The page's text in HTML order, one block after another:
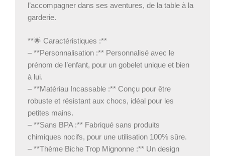
l’accompagner dans ses aventures, de la table à la
garderie.
**🌟 Caractéristiques :**
– **Personnalisation :** Personnalisé avec le
prénom de l’enfant, pour un gobelet unique et bien
à lui.
– **Matériau Incassable :** Conçu pour être
robuste et résistant aux chocs, idéal pour les
petites mains.
– **Sans BPA :** Fabriqué sans produits
chimiques nocifs, pour une utilisation 100% sûre.
– **Thème Biche Trop Mignonne :** Un design